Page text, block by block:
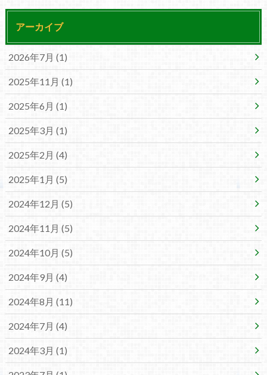
アーカイブ
2026年7月 (1)
2025年11月 (1)
2025年6月 (1)
2025年3月 (1)
2025年2月 (4)
2025年1月 (5)
2024年12月 (5)
2024年11月 (5)
2024年10月 (5)
2024年9月 (4)
2024年8月 (11)
2024年7月 (4)
2024年3月 (1)